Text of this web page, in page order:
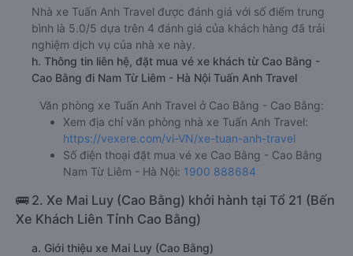
Nhà xe Tuấn Anh Travel được đánh giá với số điểm trung
bình là 5.0/5 dựa trên 4 đánh giá của khách hàng đã trải
nghiệm dịch vụ của nhà xe này.
h. Thông tin liên hệ, đặt mua vé xe khách từ Cao Bằng -
Cao Bằng đi Nam Từ Liêm - Hà Nội Tuấn Anh Travel
Văn phòng xe Tuấn Anh Travel ở Cao Bằng - Cao Bằng:
Xem địa chỉ văn phòng nhà xe Tuấn Anh Travel:
https://vexere.com/vi-VN/xe-tuan-anh-travel
Số điện thoại đặt mua vé xe Cao Bằng - Cao Bằng
Nam Từ Liêm - Hà Nội: 1900 888684
🚌 2. Xe Mai Luy (Cao Bằng) khởi hành tại Tổ 21 (Bến
Xe Khách Liên Tỉnh Cao Bằng)
a. Giới thiệu xe Mai Luy (Cao Bằng)